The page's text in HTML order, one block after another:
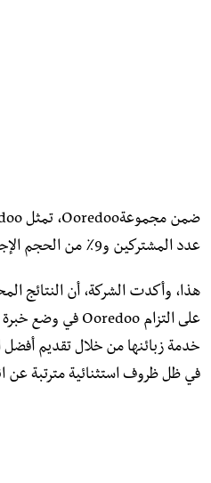
عدد المشتركين و9٪ من الحجم الإجمالي للاستثمارات.
هذا، وأكدت الشركة، أن النتائج
خدمة زبائنها من خلال تقديم أفضل
في ظل ظروف استثنائية مترتبة عن